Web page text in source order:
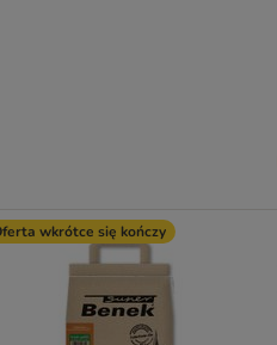
wkrótce się kończy